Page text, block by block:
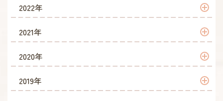
2023年 10月
2023年 6月
2023年 4月
2022年
2022年 9月
2022年 8月
2022年 7月
2021年
2021年 12月
2021年 10月
2020年
2020年 6月
2019年